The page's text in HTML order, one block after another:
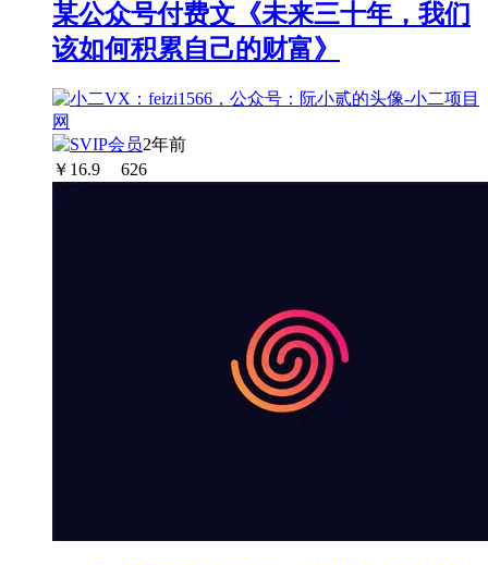
某公众号付费文《未来三十年，我们
该如何积累自己的财富》
2年前
￥ 16.9 626